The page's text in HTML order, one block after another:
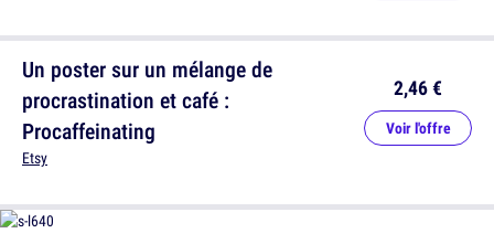
Un poster sur un mélange de
procrastination et café :
Procaffeinating
Etsy
2,46 €
Voir l'offre